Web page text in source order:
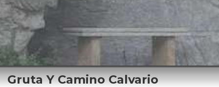
Gruta Y Camino Calvario